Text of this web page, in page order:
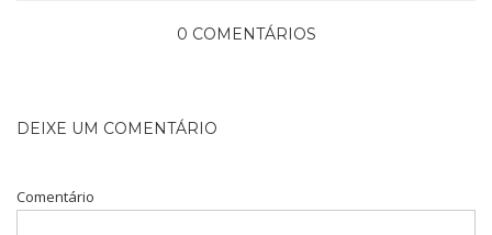
0 COMENTÁRIOS
DEIXE UM COMENTÁRIO
Comentário